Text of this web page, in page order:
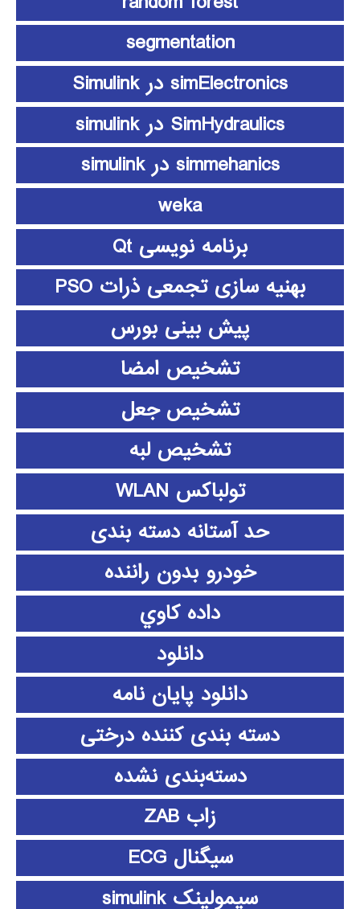
segmentation
simElectronics در Simulink
SimHydraulics در simulink
simmehanics در simulink
weka
برنامه نویسی Qt
بهنیه سازی تجمعی ذرات PSO
پیش بینی بورس
تشخیص امضا
تشخیص جعل
تشخیص لبه
تولباکس WLAN
حد آستانه دسته بندی
خودرو بدون راننده
داده كاوي
دانلود
دانلود پايان نامه
دسته بندی کننده درختی
دسته‌بندی نشده
زاب ZAB
سیگنال ECG
سیمولینک simulink